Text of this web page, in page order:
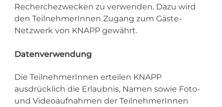
Recherchezwecken zu verwenden. Dazu wird
den TeilnehmerInnen Zugang zum Gäste-
Netzwerk von KNAPP gewährt.
Datenverwendung
Die TeilnehmerInnen erteilen KNAPP
ausdrücklich die Erlaubnis, Namen sowie Foto-
und Videoaufnahmen der TeilnehmerInnen